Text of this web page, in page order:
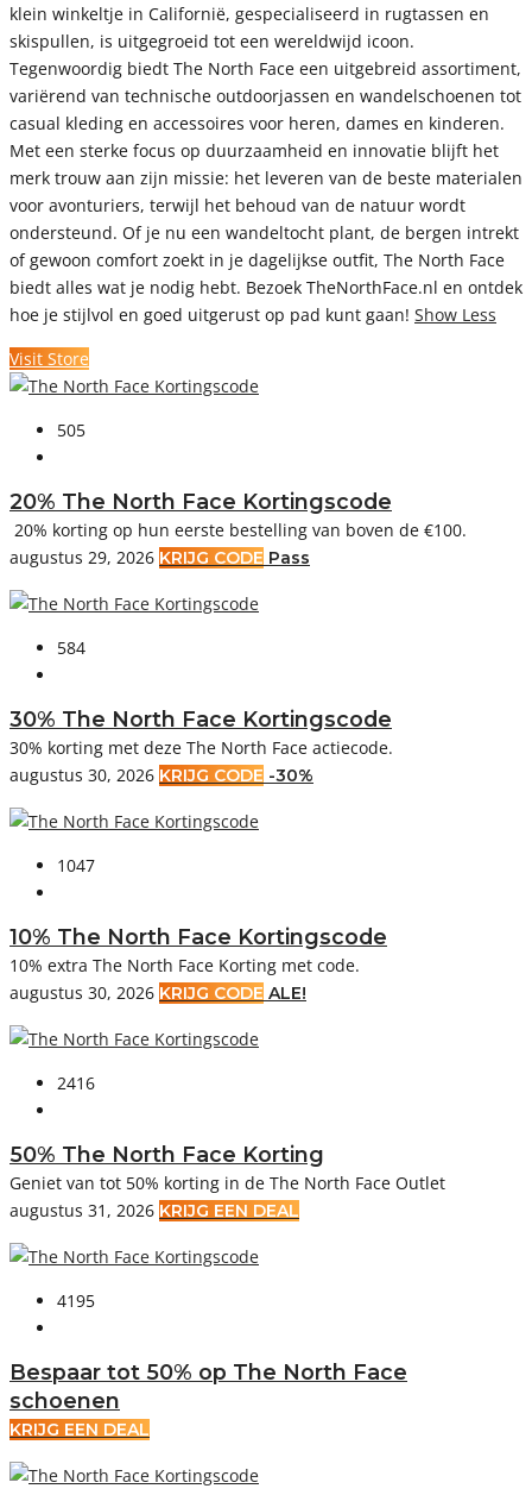
klein winkeltje in Californië, gespecialiseerd in rugtassen en
skispullen, is uitgegroeid tot een wereldwijd icoon.
Tegenwoordig biedt The North Face een uitgebreid assortiment,
variërend van technische outdoorjassen en wandelschoenen tot
casual kleding en accessoires voor heren, dames en kinderen.
Met een sterke focus op duurzaamheid en innovatie blijft het
merk trouw aan zijn missie: het leveren van de beste materialen
voor avonturiers, terwijl het behoud van de natuur wordt
ondersteund. Of je nu een wandeltocht plant, de bergen intrekt
of gewoon comfort zoekt in je dagelijkse outfit, The North Face
biedt alles wat je nodig hebt. Bezoek TheNorthFace.nl en ontdek
hoe je stijlvol en goed uitgerust op pad kunt gaan! Show Less
Visit Store
505
20% The North Face Kortingscode
20% korting op hun eerste bestelling van boven de €100.
augustus 29, 2026 KRIJG CODE Pass
584
30% The North Face Kortingscode
30% korting met deze The North Face actiecode.
augustus 30, 2026 KRIJG CODE -30%
1047
10% The North Face Kortingscode
10% extra The North Face Korting met code.
augustus 30, 2026 KRIJG CODE ALE!
2416
50% The North Face Korting
Geniet van tot 50% korting in de The North Face Outlet
augustus 31, 2026 KRIJG EEN DEAL
4195
Bespaar tot 50% op The North Face
schoenen
KRIJG EEN DEAL